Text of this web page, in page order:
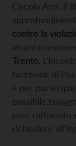
Circolo Arci. Il
contro la
alcuni
Trento.
facebook di
e per
pass rafforzato
richiedere